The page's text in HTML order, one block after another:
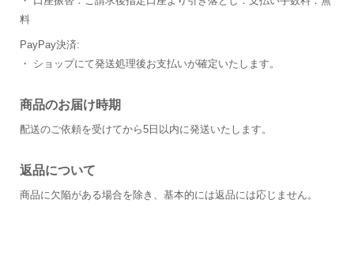
料
PayPay決済:
・ ショップにて発送処理後お支払いが確定いたします。
商品のお届け時期
配送のご依頼を受けてから5日以内に発送いたします。
返品について
商品に欠陥がある場合を除き、基本的には返品には応じません。